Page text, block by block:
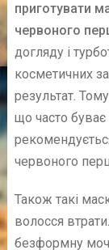
приготувати
червоного
догляду і
косметичних
результат.
що часто буває
червоного
Також такі
волосся
безформну